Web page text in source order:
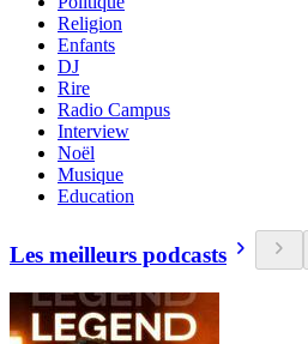
Religion
Enfants
DJ
Rire
Radio Campus
Interview
Noël
Musique
Education
Les meilleurs podcasts